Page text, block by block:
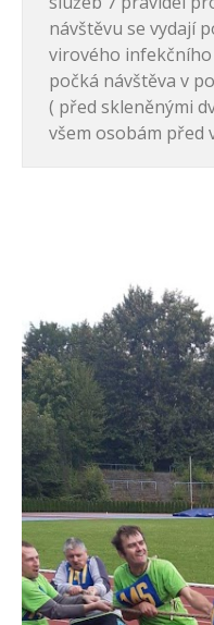
návštěvu se vydají
virového
počká návštěva v
( před skleněnými
všem osobám před